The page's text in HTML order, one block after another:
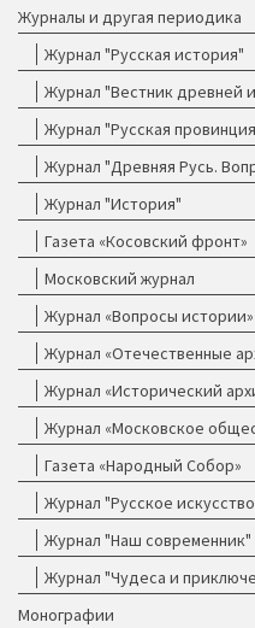
Журналы и другая периодика
Журнал "Русская история"
Журнал "Вестник древней
Журнал "Русская
Журнал "Древняя Русь.
Журнал "История"
Газета «Косовский фронт»
Московский журнал
Журнал «Вопросы истории»
Журнал «Отечественные
Журнал «Исторический
Журнал «Московское
Газета «Народный Собор»
Журнал "Русское
Журнал "Наш современник"
Журнал "Чудеса и
Монографии